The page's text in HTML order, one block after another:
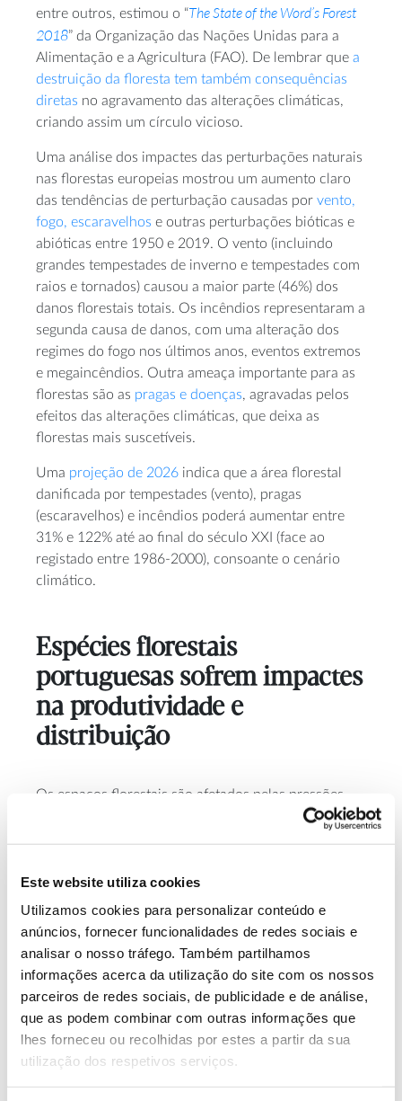
Este website utiliza cookies
Utilizamos cookies para personalizar conteúdo e
anúncios, fornecer funcionalidades de redes sociais e
analisar o nosso tráfego. Também partilhamos
informações acerca da utilização do site com os nossos
parceiros de redes sociais, de publicidade e de análise,
que as podem combinar com outras informações que
lhes forneceu ou recolhidas por estes a partir da sua
utilização dos respetivos serviços.
entre outros, estimou o “The State of the Word’s Forest
2018” da Organização das Nações Unidas para a
Alimentação e a Agricultura (FAO). De lembrar que a
destruição da floresta tem também consequências
diretas no agravamento das alterações climáticas,
criando assim um círculo vicioso.
Uma análise dos impactes das perturbações naturais
nas florestas europeias mostrou um aumento claro
das tendências de perturbação causadas por vento,
fogo, escaravelhos e outras perturbações bióticas e
abióticas entre 1950 e 2019. O vento (incluindo
grandes tempestades de inverno e tempestades com
raios e tornados) causou a maior parte (46%) dos
danos florestais totais. Os incêndios representaram a
segunda causa de danos, com uma alteração dos
regimes do fogo nos últimos anos, eventos extremos
e megaincêndios. Outra ameaça importante para as
florestas são as pragas e doenças, agravadas pelos
efeitos das alterações climáticas, que deixa as
florestas mais suscetíveis.
Uma projeção de 2026 indica que a área florestal
danificada por tempestades (vento), pragas
(escaravelhos) e incêndios poderá aumentar entre
31% e 122% até ao final do século XXI (face ao
registado entre 1986-2000), consoante o cenário
climático.
Espécies florestais
portuguesas sofrem impactes
na produtividade e
distribuição
Os espaços florestais são afetados pelas pressões
das alterações climáticas em Portugal. A partir dos
equipa de trabalho responsável pela área de florestas
da Estratégia Nacional de Adaptação às alterações
Climáticasapresentou previsões para alguns dos
impactes potenciais que se deverão fazer sentir na
produtividade e na área de distribuição das
diferentes espécies florestais:
Pinheiro-bravo com diminuição geral de